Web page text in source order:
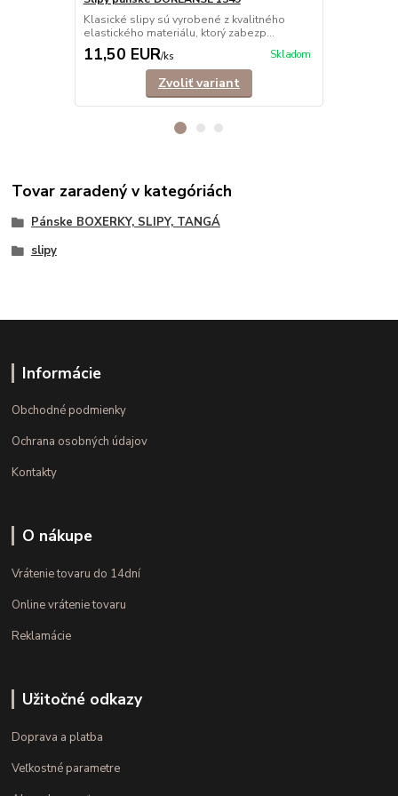
Klasické slipy sú vyrobené z kvalitného
elastického materiálu, ktorý zabezp...
11,50 EUR/ks Skladom
Zvoliť variant
Tovar zaradený v kategóriách
Pánske BOXERKY, SLIPY, TANGÁ
slipy
Informácie
Obchodné podmienky
Ochrana osobných údajov
Kontakty
O nákupe
Vrátenie tovaru do 14dní
Online vrátenie tovaru
Reklamácie
Užitočné odkazy
Doprava a platba
Veľkostné parametre